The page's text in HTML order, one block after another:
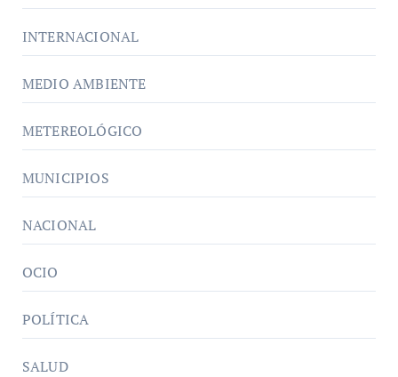
INTERNACIONAL
MEDIO AMBIENTE
METEREOLÓGICO
MUNICIPIOS
NACIONAL
OCIO
POLÍTICA
SALUD